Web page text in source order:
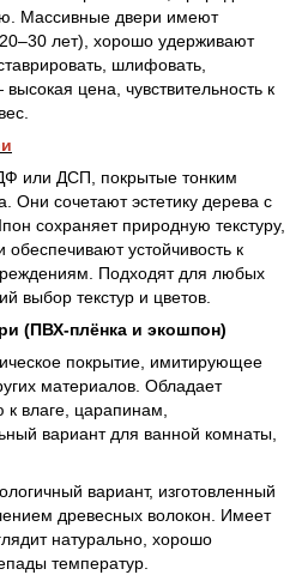
Массивные двери имеют
лет), хорошо удерживают
шлифовать,
цена, чувствительность к
или ДСП, покрытые тонким
Они сочетают эстетику дерева с
сохраняет природную текстуру,
устойчивость к
Подходят для любых
выбор текстур и цветов.
(ПВХ-плёнка и экошпон)
покрытие, имитирующее
материалов. Обладает
к влаге, царапинам,
вариант для ванной комнаты,
вариант, изготовленный
древесных волокон. Имеет
натурально, хорошо
температур.